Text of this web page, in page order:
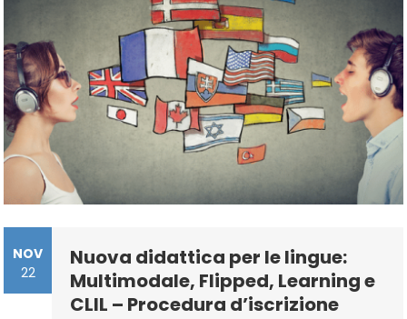
NOV
22
Nuova didattica per le lingue:
Multimodale, Flipped, Learning e
CLIL – Procedura d’iscrizione